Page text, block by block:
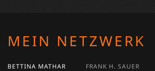
MEIN NETZWERK
BETTINA MATHAR
FRANK H. SAUER